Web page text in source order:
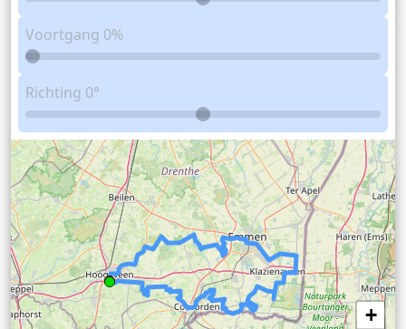
Voortgang 0%
Richting 0°
+